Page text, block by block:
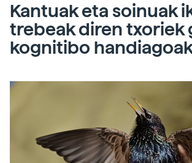
Kantuak eta soinuak
trebeak diren txoriek
kognitibo